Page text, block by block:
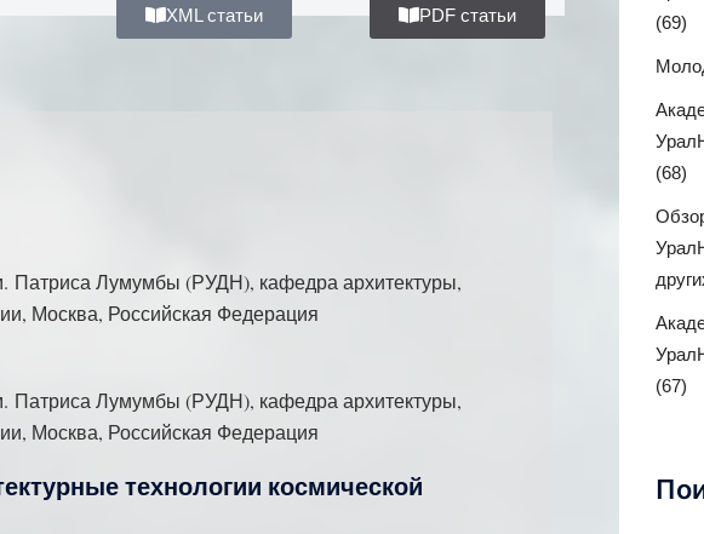
XML статьи PDF статьи
Патриса Лумумбы (РУДН), кафедра архитектуры,
Москва, Российская Федерация
Патриса Лумумбы (РУДН), кафедра архитектуры,
Москва, Российская Федерация
технологии космической
(69)
(68)
(67)